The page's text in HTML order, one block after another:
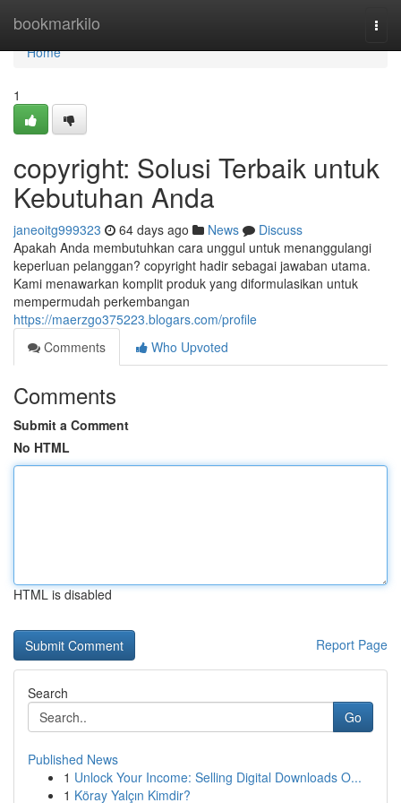
bookmarkilo
Home
Home
1
copyright: Solusi Terbaik untuk
Kebutuhan Anda
janeoitg999323 64 days ago News
Discuss
Apakah Anda membutuhkan cara unggul untuk menanggulangi
keperluan pelanggan? copyright hadir sebagai jawaban utama.
Kami menawarkan komplit produk yang diformulasikan untuk
mempermudah perkembangan
https://maerzgo375223.blogars.com/profile
Comments
Who Upvoted
Comments
Submit a Comment
No HTML
HTML is disabled
Report Page
Search
Go
Published News
1 Unlock Your Income: Selling Digital Downloads O...
1 Köray Yalçın Kimdir?